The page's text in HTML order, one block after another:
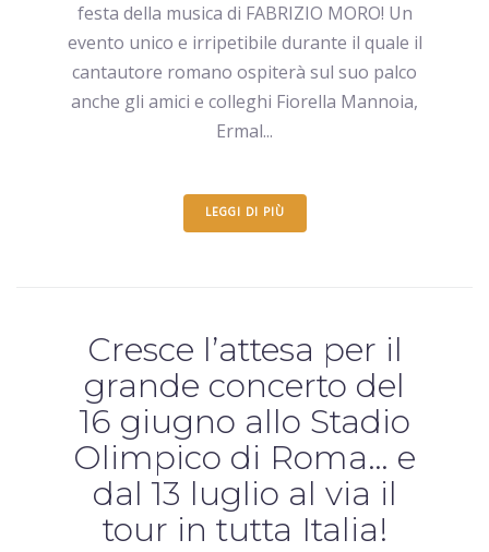
festa della musica di FABRIZIO MORO! Un
evento unico e irripetibile durante il quale il
cantautore romano ospiterà sul suo palco
anche gli amici e colleghi Fiorella Mannoia,
Ermal...
LEGGI DI PIÙ
Cresce l’attesa per il
grande concerto del
16 giugno allo Stadio
Olimpico di Roma… e
dal 13 luglio al via il
tour in tutta Italia!